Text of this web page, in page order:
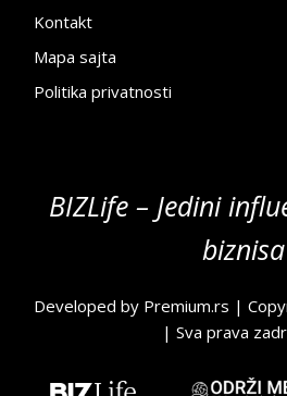
Kontakt
Mapa sajta
Politika privatnosti
BIZLife – Jedini
biznisa
Developed by Premium.rs |
| Sva prava